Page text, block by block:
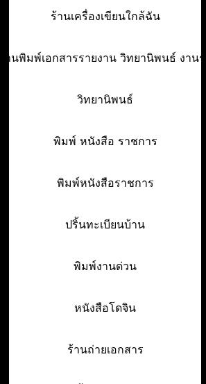
ร้านเครื่องเขียนใกล้ฉัน
านพิมพ์เอกสารรายงาน วิทยานิพนธ์ งานรา
วิทยานิพนธ์
พิมพ์ หนังสือ ราชการ
พิมพ์หนังสือราชการ
ปริ้นทะเบียนบ้าน
พิมพ์งานด่วน
หนังสือโดจิน
ร้านถ่ายเอกสาร